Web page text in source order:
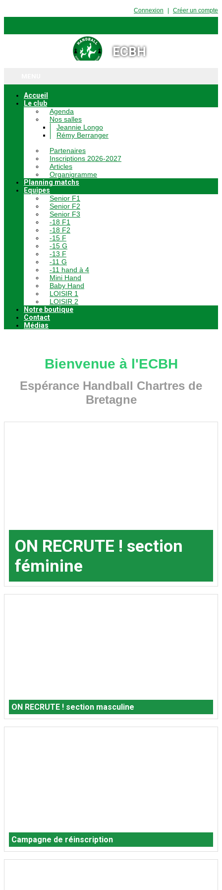
Connexion Créer un compte
ECBH
Accueil
Le club
Agenda
Nos salles
Jeannie Longo
Rémy Berranger
Partenaires
Inscriptions 2026-2027
Articles
Organigramme
Planning matchs
Equipes
Senior F1
Senior F2
Senior F3
-18 F1
-18 F2
-15 F
-15 G
-13 F
-11 G
-11 hand à 4
Mini Hand
Baby Hand
LOISIR 1
LOISIR 2
Notre boutique
Contact
Médias
Bienvenue à l'ECBH
Espérance Handball Chartres de
Bretagne
ON RECRUTE ! section
féminine
ON RECRUTE ! section masculine
Campagne de réinscription